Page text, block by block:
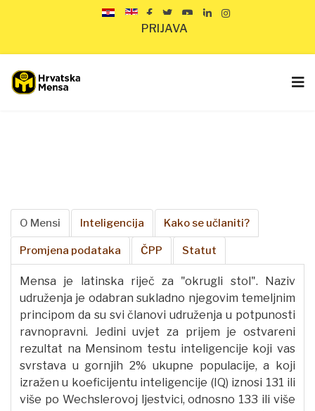
PRIJAVA
O Mensi Inteligencija Kako se učlaniti?
Promjena podataka ČPP Statut
Mensa je latinska riječ za "okrugli stol". Naziv
udruženja je odabran sukladno njegovim temeljnim
principom da su svi članovi udruženja u potpunosti
ravnopravni. Jedini uvjet za prijem je ostvareni
rezultat na Mensinom testu inteligencije koji vas
svrstava u gornjih 2% ukupne populacije, a koji
izražen u koeficijentu inteligencije (IQ) iznosi 131 ili
više po Wechslerovoj ljestvici, odnosno 133 ili više